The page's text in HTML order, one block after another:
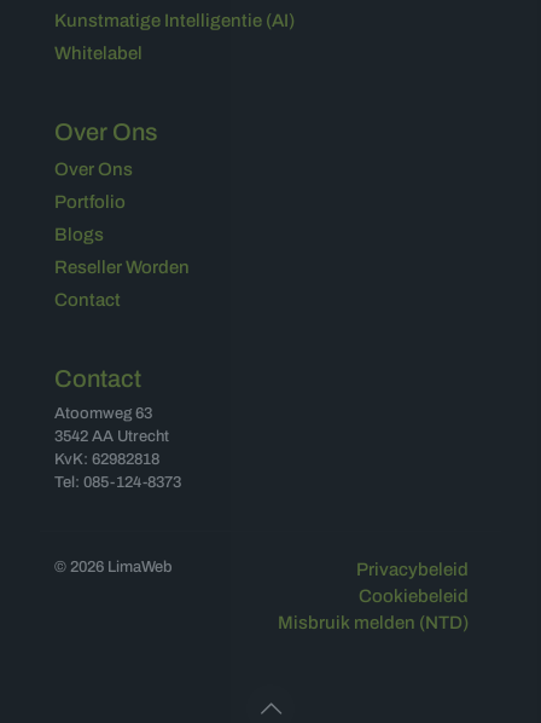
Kunstmatige Intelligentie (AI)
Whitelabel
Over Ons
Over Ons
Portfolio
Blogs
Reseller Worden
Contact
Contact
Atoomweg 63
3542 AA Utrecht
KvK: 62982818
Tel: 085-124-8373
© 2026 LimaWeb
Privacybeleid
Cookiebeleid
Misbruik melden (NTD)